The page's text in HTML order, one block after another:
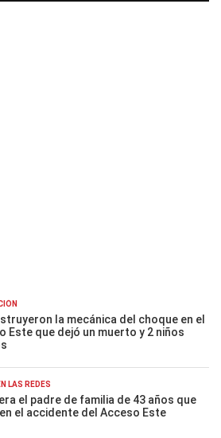
la mecánica del choque en el
Este que dejó un muerto y 2 niños
LAS REDES
el padre de familia de 43 años que
el accidente del Acceso Este